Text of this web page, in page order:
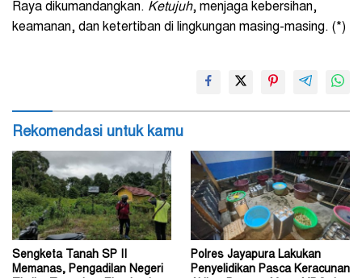
Raya dikumandangkan. Ketujuh, menjaga kebersihan,
keamanan, dan ketertiban di lingkungan masing-masing. (*)
Rekomendasi untuk kamu
Sengketa Tanah SP II
Memanas, Pengadilan Negeri
Polres Jayapura Lakukan
Penyelidikan Pasca Keracunan